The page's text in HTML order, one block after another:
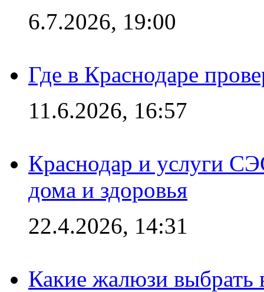
6.7.2026, 19:00
Где в Краснодаре
11.6.2026, 16:57
Краснодар и услуги
дома и здоровья
22.4.2026, 14:31
Какие жалюзи выбрать